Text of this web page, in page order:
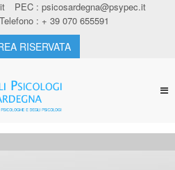
PEC : psicosardegna@psypec.it
Telefono : + 39 070 655591
RISERVATA